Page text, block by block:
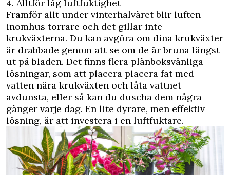
4. Alltför låg luftfuktighet
Framför allt under vinterhalvåret blir luften
inomhus torrare och det gillar inte
krukväxterna. Du kan avgöra om dina krukväxter
är drabbade genom att se om de är bruna längst
ut på bladen. Det finns flera plånboksvänliga
lösningar, som att placera placera fat med
vatten nära krukväxten och låta vattnet
avdunsta, eller så kan du duscha dem några
gånger varje dag. En lite dyrare, men effektiv
lösning, är att investera i en luftfuktare.